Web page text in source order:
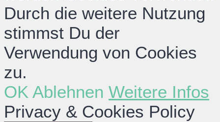
Durch die weitere Nutzung
stimmst Du der
Verwendung von Cookies
zu.
OK Ablehnen Weitere Infos
Privacy & Cookies Policy